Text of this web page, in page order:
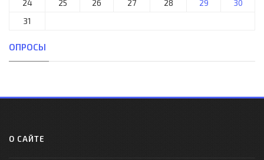
24
25 26 27 28 29
30
31
ОПРОСЫ
О САЙТЕ